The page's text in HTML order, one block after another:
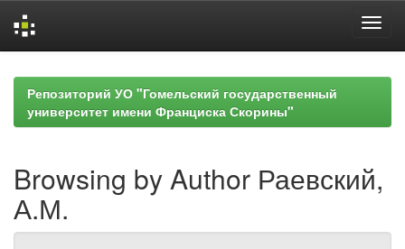
navigationРепозиторий УО "Гомельский государственный
университет имени Франциска Скорины"
Browsing by Author Раевский,
А.М.